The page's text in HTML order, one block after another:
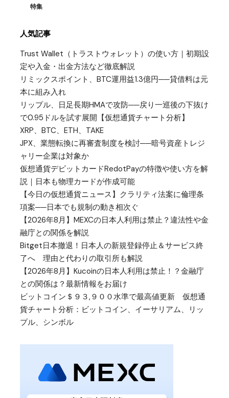
特集
人気記事
Trust Wallet（トラストウォレット）の使い方｜初期設
定や入金・出金方法など徹底解説
リミックスポイント、BTC運用益1.3億円──貸借料は元
本に組み入れ
リップル、日足長期HMAで攻防──戻り一巡後の下抜け
で0.95ドルを試す展開【仮想通貨チャート分析】
XRP、BTC、ETH、TAKE
JPX、業態転換に再審査制度を検討──暗号資産トレジ
ャリー企業は対象か
仮想通貨デビットカードRedotPayの特徴や使い方を解
説｜日本も物理カードが作成可能
【今日の仮想通貨ニュース】クラリティ法案に倫理条
項案──日本でも規制の動き相次ぐ
【2026年8月】MEXCの日本人利用は禁止？違法性や金
融庁との関係を解説
Bitget日本撤退！日本人の新規登録停止＆サービス終
了へ 理由と代わりの取引所も解説
【2026年8月】Kucoinの日本人利用は禁止！？金融庁
との関係は？最新情報をお届け
ビットコイン＄９３,９００水準で最高値更新 仮想通
貨チャート分析：ビットコイン、イーサリアム、リッ
プル、シンボル